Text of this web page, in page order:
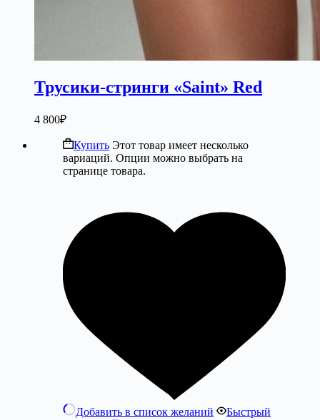
Трусики-стринги «Saint» Red
4 800₽
Купить Этот товар имеет несколько
вариаций. Опции можно выбрать на
странице товара.
Добавить в список желаний
Быстрый